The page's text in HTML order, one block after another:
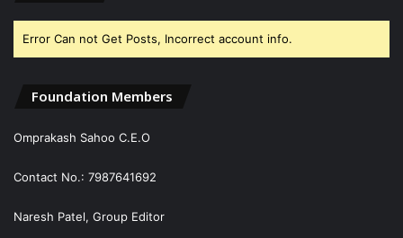
Error Can not Get Posts, Incorrect account info.
Foundation Members
Omprakash Sahoo C.E.O
Contact No.: 7987641692
Naresh Patel, Group Editor